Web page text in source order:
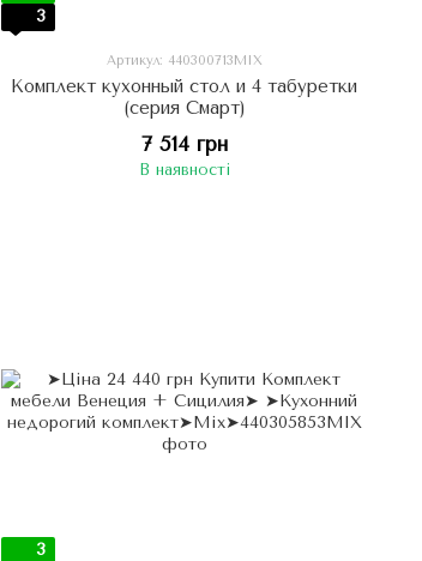
3
Артикул: 440300713MIX
Комплект кухонный стол и 4 табуретки
(серия Смарт)
7 514 грн
В наявності
3